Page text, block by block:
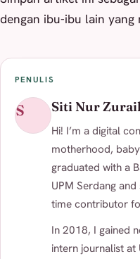
dengan ibu-ibu lain yang
PENULIS
S Siti Nur
Hi! I’m a digital
motherhood,
graduated with a
UPM Serdang
time contributor
In 2018, I gained
intern journalist at